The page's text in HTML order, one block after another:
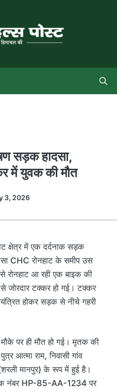
सड़क हादसा,
में युवक की मौत
3, 2026
क्षेत्र में एक दर्दनाक सड़क
CHC रोनहाट के समीप उस
आ रही एक बाइक की
जोरदार टक्कर हो गई। टक्कर
होकर सड़क से नीचे गहरी
पर ही मौत हो गई। मृतक की
आत्मा राम, निवासी गांव
मानपुर) के रूप में हुई है।
नंबर HP-85-AA-1234 पर